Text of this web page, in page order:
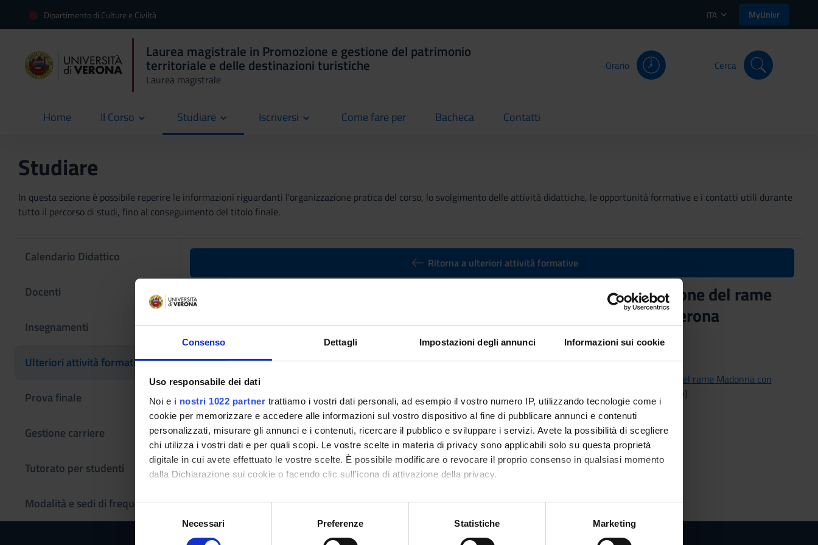
Consenso Dettagli Impostazioni degli annunci Informazioni sui cookie
Uso responsabile dei dati
Noi e i nostri 1022 partner trattiamo i vostri dati personali, ad esempio il vostro numero IP, utilizzando tecnologie come i
cookie per memorizzare e accedere alle informazioni sul vostro dispositivo al fine di pubblicare annunci e contenuti
personalizzati, misurare gli annunci e i contenuti, ricercare il pubblico e sviluppare i servizi. Avete la possibilità di scegliere
chi utilizza i vostri dati e per quali scopi. Le vostre scelte in materia di privacy sono applicabili solo su questa proprietà
digitale in cui avete effettuato le vostre scelte. È possibile modificare o revocare il proprio consenso in qualsiasi momento
dalla Dichiarazione sui cookie o facendo clic sull'icona di attivazione della privacy.
Con il tuo consenso, vorremmo anche:
raccogliere informazioni sulla tua posizione geografica, con un'approssimazione di qualche metro,
e
Necessari Preferenze Statistiche Marketing
Dipartimento di Culture e Civiltà ITA MyUnivr
Laurea magistrale in Promozione e gestione del patrimonio
territoriale e delle destinazioni turistiche
Laurea magistrale
Orario Cerca
Home
current Il Corso Studiare Iscriversi Come fare per
current Bacheca
current Contatti
current
Studiare
In questa sezione è possibile reperire le informazioni riguardanti l'organizzazione pratica del corso, lo svolgimento delle attività didattiche, le opportunità formative e i contatti utili durante
tutto il percorso di studi, fino al conseguimento del titolo finale.
Calendario Didattico
Docenti
Insegnamenti
Ulteriori attività formative
Prova finale
Gestione carriere
Tutorato per studenti
Modalità e sedi di frequenza
Ritorna a ulteriori attività formative
Opere in mostra. L'Orbetto prima di Roma. Restituzione e esposisizione del rame
Madonna con Bambino, angelo e santi veronesi di Fondazione Cariverona
Codice insegnamento
Crediti
L'insegnamento è mutuato dall'insegnamento
Opere in mostra. L'Orbetto prima di Roma. Restituzione e esposisizione del rame Madonna con
(2024/2025) - Laurea magistrale in Storia delle Arti [LM-89]